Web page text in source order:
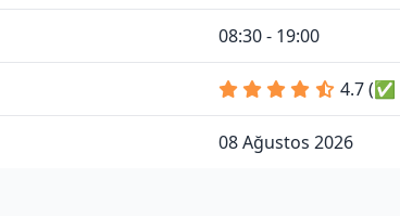
08:30 - 19:00
4.7 (✅
08 Ağustos 2026